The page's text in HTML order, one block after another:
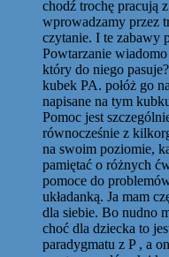
chodź trochę pracują
wprowadzamy przez
czytanie. I te zabawy
Powtarzanie
który do niego
kubek PA. połóż go
napisane na tym
Pomoc jest
równocześnie z
na swoim poziomie,
pamiętać o różnych
pomoce do
układanką. Ja mam
dla siebie. Bo nudno
choć dla dziecka to
paradygmatu z P , a